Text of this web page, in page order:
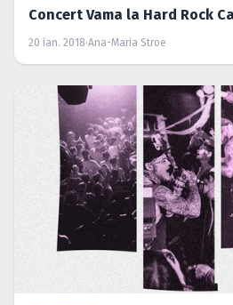
Concert Vama la Hard Rock
20 ian. 2018·Ana-Maria Stroe